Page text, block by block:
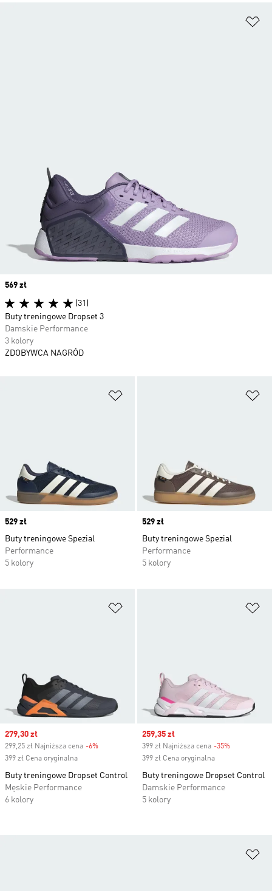
Price
529 zł
Buty treningowe Spezial
Performance
5 kolory
Price
529 zł
Buty treningowe Spezial
Performance
5 kolory
Sale price
279,30 zł
299,25 zł Najniższa cena -6%
399 zł Cena oryginalna
Buty treningowe Dropset Control
Męskie Performance
6 kolory
Sale price
259,35 zł
399 zł Najniższa cena -35%
399 zł Cena oryginalna
Buty treningowe Dropset Control
Damskie Performance
5 kolory
Price
569 zł
(31)
Buty treningowe Dropset 3
Damskie Performance
3 kolory
ZDOBYWCA NAGRÓD